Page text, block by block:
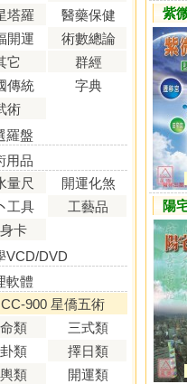
塔羅
醫藥保健
開運
術數總論
它
群經
傳統
字典
術
羅盤
用品
量尺
開運化煞
工具
工藝品
卡
VCD/DVD
軟體
900 星僑五術
類
三式類
卦類
擇日類
類
開運類
紫
陽